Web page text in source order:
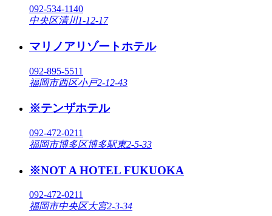
092-534-1140
中央区清川1-12-17
マリノアリゾートホテル
092-895-5511
福岡市西区小戸2-12-43
※テンザホテル
092-472-0211
福岡市博多区博多駅東2-5-33
※NOT A HOTEL FUKUOKA
092-472-0211
福岡市中央区大宮2-3-34